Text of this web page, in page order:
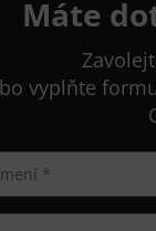
Máte
vyplňte